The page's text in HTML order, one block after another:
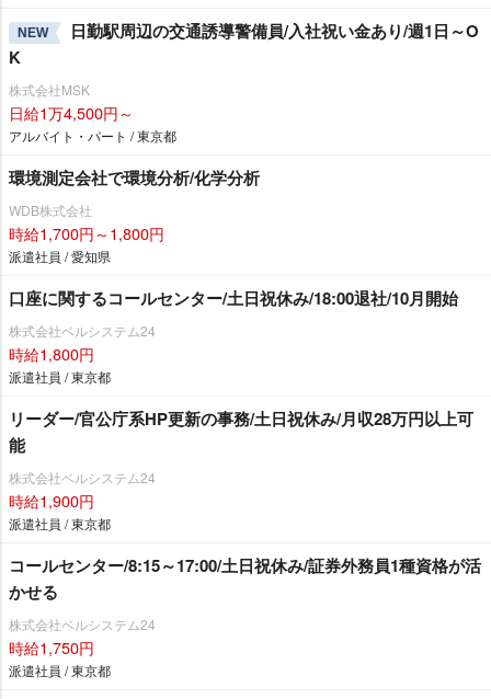
NEW
日勤駅周辺の交通誘導警備員/入社祝い金あり/週1日～O
K
株式会社MSK
日給1万4,500円～
アルバイト・パート / 東京都
環境測定会社で環境分析/化学分析
WDB株式会社
時給1,700円～1,800円
派遣社員 / 愛知県
口座に関するコールセンター/土日祝休み/18:00退社/10月開始
株式会社ベルシステム24
時給1,800円
派遣社員 / 東京都
リーダー/官公庁系HP更新の事務/土日祝休み/月収28万円以上可
能
株式会社ベルシステム24
時給1,900円
派遣社員 / 東京都
コールセンター/8:15～17:00/土日祝休み/証券外務員1種資格が活
かせる
株式会社ベルシステム24
時給1,750円
派遣社員 / 東京都